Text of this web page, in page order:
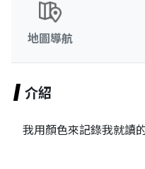
地圖導航
介紹
我用顏色來記錄我就讀